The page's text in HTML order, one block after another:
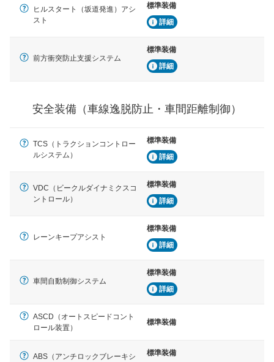
車間距離制御
安全な車間距離を保ちながら前車を追従するアダプティ
ブ・クルーズ・コントロールなどが装備されています。
運転・駐車支援
駐車をスムーズに行うためにインテリジェンスパーキン
グ・アシストやサイドブラインドモニターなどが装備さ
衝撃軽減
ルトなどが装備されています。
ヒルスタート（坂道発進）アシ
スト
標準装備
詳細
前方衝突防止支援システム
標準装備
詳細
安全装備（車線逸脱防止・車間距離制御）
TCS（トラクションコントロー
ルシステム）
標準装備
詳細
VDC（ビークルダイナミクスコ
ントロール）
標準装備
詳細
レーンキープアシスト
標準装備
詳細
車間自動制御システム
標準装備
詳細
ASCD（オートスピードコント
ロール装置）
標準装備
ABS（アンチロックブレーキシ
標準装備